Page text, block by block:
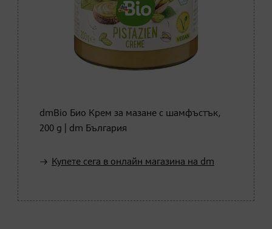
dmBio Био Крем за мазане с шамфъстък,
200 g | dm България
Купете сега в онлайн магазина на dm